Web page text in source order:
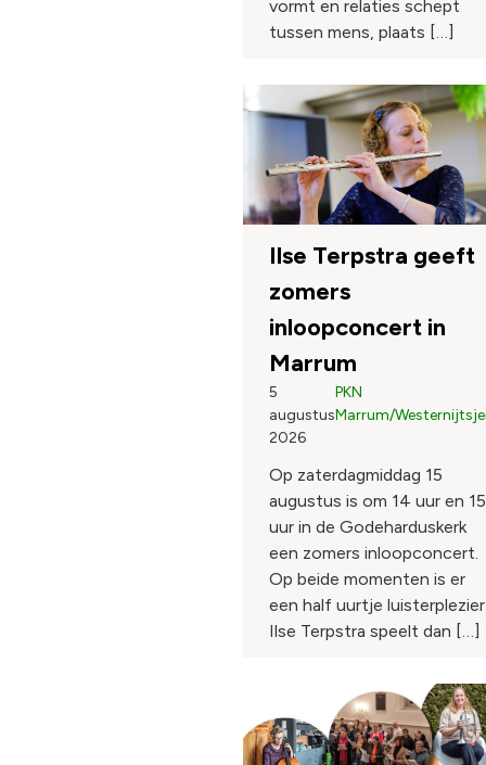
vormt en relaties schept
tussen mens, plaats […]
Ilse Terpstra geeft
zomers
inloopconcert in
Marrum
5
augustus
2026
PKN
Marrum/
Op zaterdagmiddag 15
augustus is om 14 uur en 15
uur in de Godeharduskerk
een zomers inloopconcert.
Op beide momenten is er
een half uurtje
Ilse Terpstra speelt dan […]